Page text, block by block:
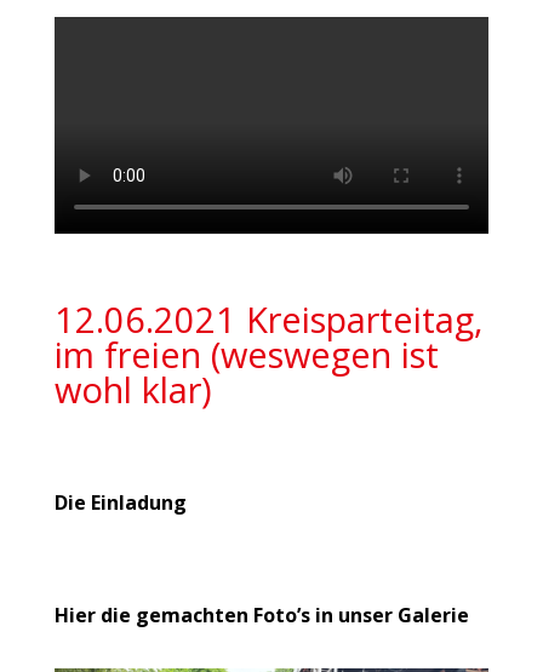
12.06.2021 Kreisparteitag,
im freien (weswegen ist
wohl klar)
Die Einladung
Hier die gemachten Foto’s in unser Galerie